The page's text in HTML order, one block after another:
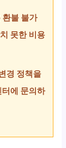
환불 불가
못한 비용
경 정책을
에 문의하